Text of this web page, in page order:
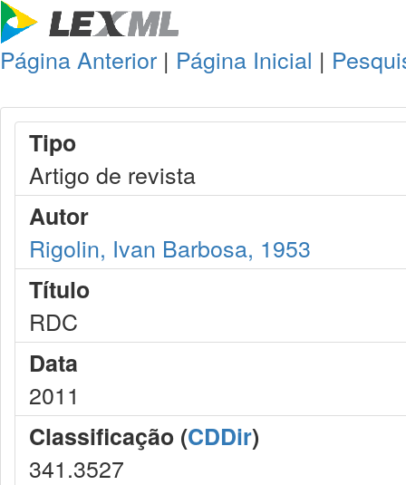
Página Anterior | Página Inicial |
Tipo
Artigo de revista
Autor
Rigolin, Ivan Barbosa, 1953
Título
RDC
Data
2011
Classificação (CDDir)
341.3527